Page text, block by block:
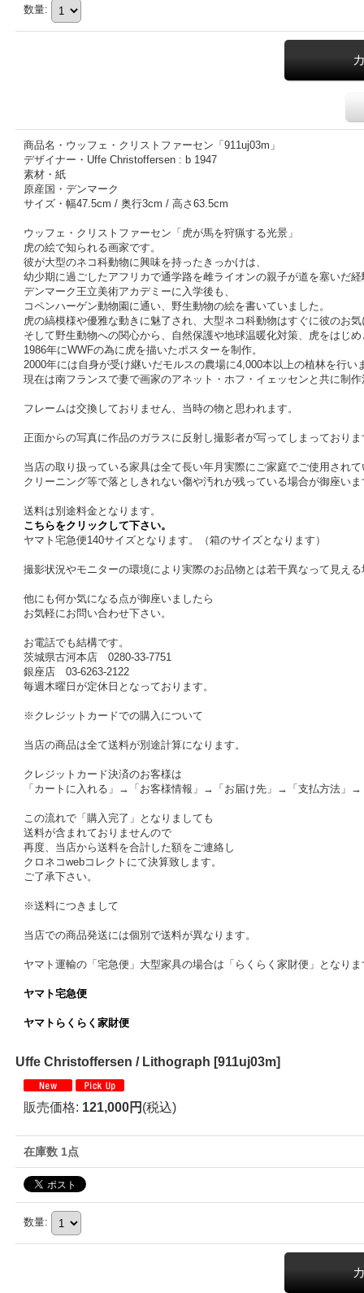
数量:
商品名・ウッフェ・クリストファーセン「911uj03m」
デザイナー・Uffe Christoffersen : b 1947
素材・紙
原産国・デンマーク
サイズ・幅47.5cm / 奥行3cm / 高さ63.5cm
ウッフェ・クリストファーセン「虎が馬を狩猟する光景」
虎の絵で知られる画家です。
彼が大型のネコ科動物に興味を持ったきっかけは、
幼少期に過ごしたアフリカで通学路を雌ライオンの親子が道を塞いだ
デンマーク王立美術アカデミーに入学後も、
コペンハーゲン動物園に通い、野生動物の絵を書いていました。
虎の縞模様や優雅な動きに魅了され、大型ネコ科動物はすぐに彼のお
そして野生動物への関心から、自然保護や地球温暖化対策、虎をはじ
1986年にWWFの為に虎を描いたポスターを制作。
2000年には自身が受け継いだモルスの農場に4,000本以上の植林を行い
現在は南フランスで妻で画家のアネット・ホフ・イェッセンと共に制
フレームは交換しておりません、当時の物と思われます。
正面からの写真に作品のガラスに反射し撮影者が写ってしまっておりま
当店の取り扱っている家具は全て長い年月実際にご家庭でご使用され
クリーニング等で落としきれない傷や汚れが残っている場合が御座い
送料は別途料金となります。
こちらをクリックして下さい。
ヤマト宅急便140サイズとなります。（箱のサイズとなります）
撮影状況やモニターの環境により実際のお品物とは若干異なって見え
他にも何か気になる点が御座いましたら
お気軽にお問い合わせ下さい。
お電話でも結構です。
茨城県古河本店 0280-33-7751
銀座店 03-6263-2122
毎週木曜日が定休日となっております。
※クレジットカードでの購入について
当店の商品は全て送料が別途計算になります。
クレジットカード決済のお客様は
「カートに入れる」→「お客様情報」→「お届け先」→「支払方法」
この流れで「購入完了」となりましても
送料が含まれておりませんので
再度、当店から送料を合計した額をご連絡し
クロネコwebコレクトにて決算致します。
ご了承下さい。
※送料につきまして
当店での商品発送には個別で送料が異なります。
ヤマト運輸の「宅急便」大型家具の場合は「らくらく家財便」となりま
ヤマト宅急便
ヤマトらくらく家財便
Uffe Christoffersen / Lithograph [911uj03m]
販売価格: 121,000円 (税込)
在庫数 1点
数量: